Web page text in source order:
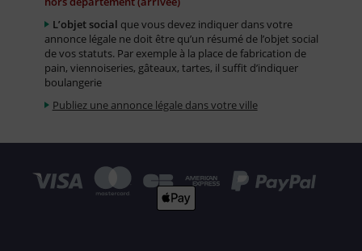
L’objet social que vous devez indiquer dans votre
annonce légale ne doit être qu’un résumé de l’objet social
de vos statuts. Par exemple à la place de fabrication de
pain, viennoiseries, gâteaux, tartes, il suffit d’indiquer
boulangerie
Publiez une annonce légale dans votre ville